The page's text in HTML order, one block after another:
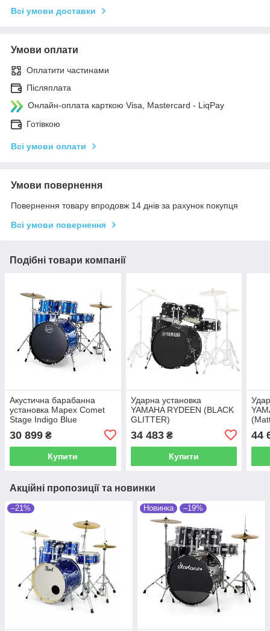
Всі умови доставки
Умови оплати
Оплатити частинами
Післяплата
Онлайн-оплата карткою Visa, Mastercard - LiqPay
Готівкою
Всі умови оплати
Умови повернення
Повернення товару впродовж 14 днів за рахунок покупця
Всі умови повернення
Подібні товари компанії
Акустична барабанна
установка Mapex Comet
Stage Indigo Blue
30 899 ₴
Купити
Ударна установка
YAMAHA RYDEEN (BLACK
GLITTER)
34 483₴
Купити
44
Акційні пропозиції та новинки
–21% Новинка –19%